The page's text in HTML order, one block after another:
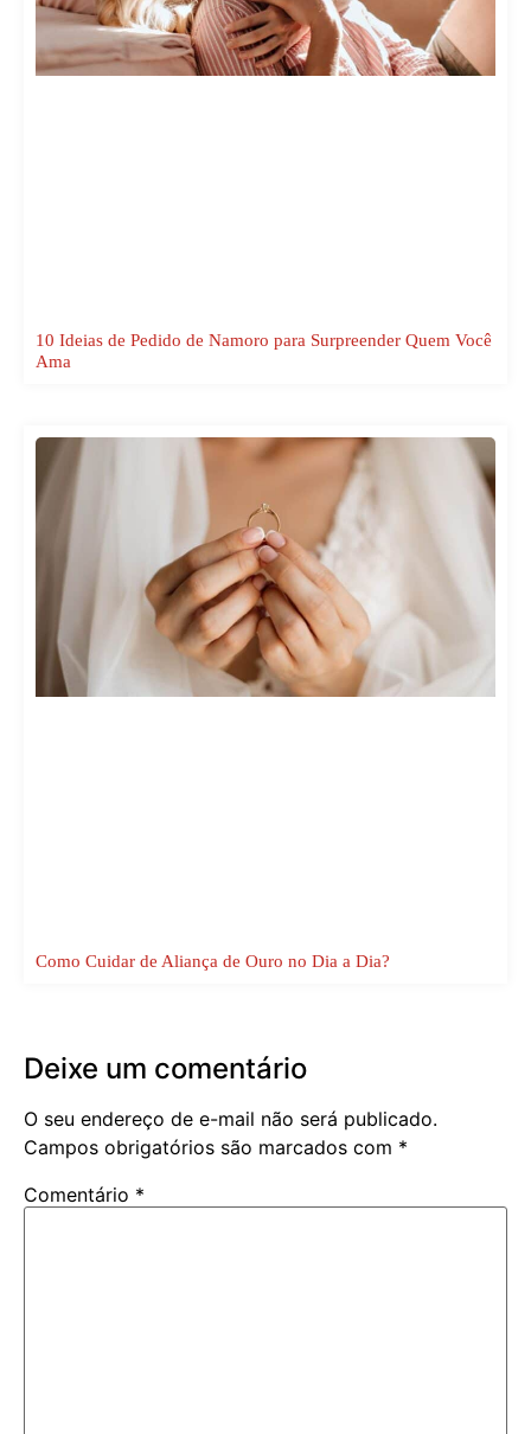
10 Ideias de Pedido de Namoro para Surpreender Quem Você
Ama
Como Cuidar de Aliança de Ouro no Dia a Dia?
Deixe um comentário
O seu endereço de e-mail não será publicado.
Campos obrigatórios são marcados com *
Comentário *